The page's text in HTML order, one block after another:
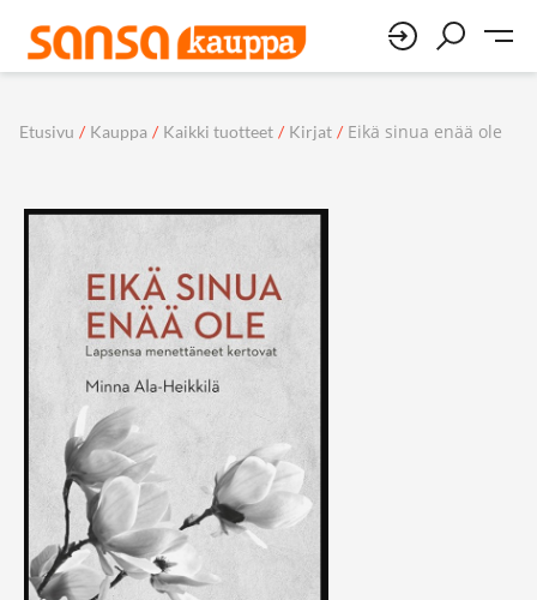
Etusivu / Kauppa / Kaikki tuotteet / Kirjat / Eikä sinua enää ole